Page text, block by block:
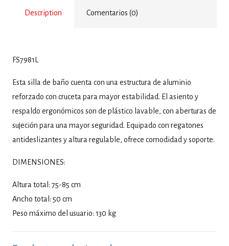
Description Comentarios (0)
FS7981L
Esta silla de baño cuenta con una estructura de aluminio
reforzado con cruceta para mayor estabilidad. El asiento y
respaldo ergonómicos son de plástico lavable, con aberturas de
sujeción para una mayor seguridad. Equipado con regatones
antideslizantes y altura regulable, ofrece comodidad y soporte.
DIMENSIONES:
Altura total: 75-85 cm
Ancho total: 50 cm
Peso máximo del usuario: 130 kg